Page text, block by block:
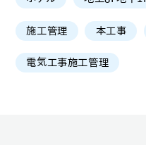
施工管理 本工事
電気工事施工管理